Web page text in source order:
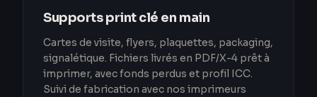
Supports print clé en main
Cartes de visite, flyers, plaquettes, packaging,
signalétique. Fichiers livrés en PDF/X-4 prêt à
imprimer, avec fonds perdus et profil ICC.
Suivi de fabrication avec nos imprimeurs